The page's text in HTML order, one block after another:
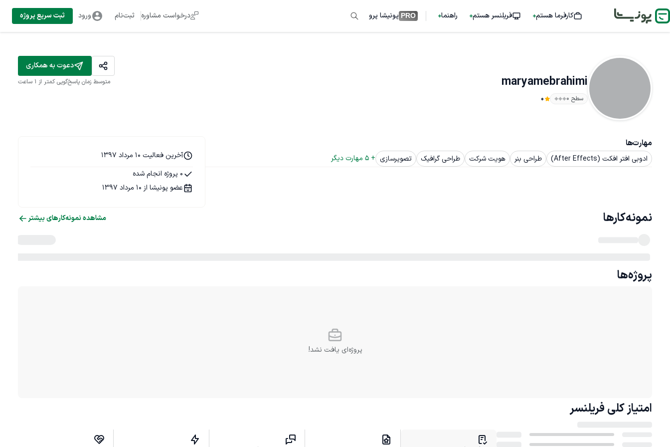
کارفرما هستم فریلنسر هستم راهنما PRO پونیشا پرو درخواست مشاوره ثبت‌نام ورود ثبت سریع پروژه
maryamebrahimi
سطح ۰ 0
دعوت به همکاری
متوسط زمان پاسخ‌گویی کمتر از 1 ساعت
مهارت‌ها
ادوبی افتر افکت (After Effects) طراحی بنر هویت شرکت طراحی گرافیک تصویرسازی +
5 مهارت دیگر
آخرین فعالیت 10 مرداد 1397
0 پروژه انجام شده
عضو پونیشا از 10 مرداد 1397
نمونه‌کارها مشاهده نمونه‌کارهای بیشتر
پروژه‌ها
پروژه‌ای یافت نشد!
امتیاز کلی فریلنسر